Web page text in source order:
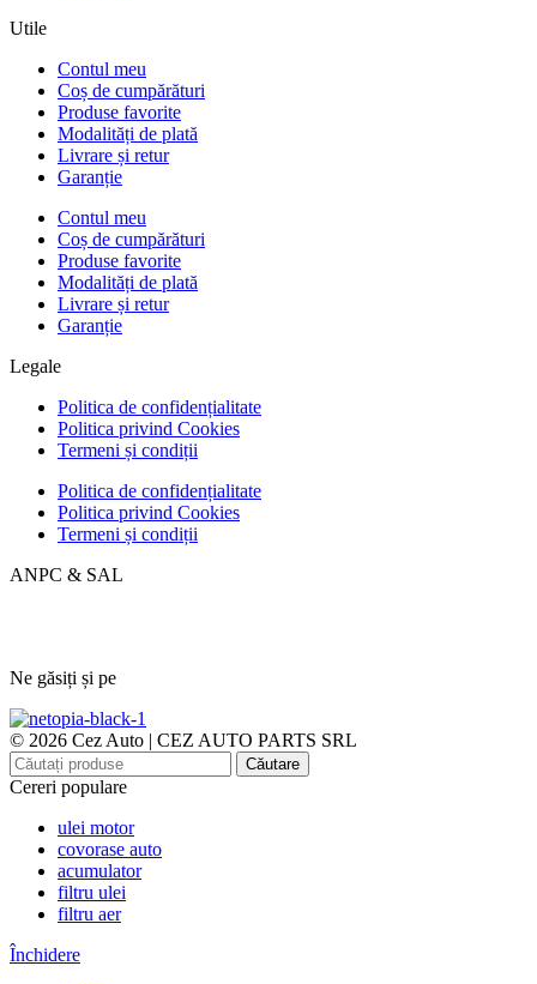
Utile
Contul meu
Coș de cumpărături
Produse favorite
Modalități de plată
Livrare și retur
Garanție
Contul meu
Coș de cumpărături
Produse favorite
Modalități de plată
Livrare și retur
Garanție
Legale
Politica de confidențialitate
Politica privind Cookies
Termeni și condiții
Politica de confidențialitate
Politica privind Cookies
Termeni și condiții
ANPC & SAL
Ne găsiți și pe
© 2026 Cez Auto | CEZ AUTO PARTS SRL
Căutare
Cereri populare
ulei motor
covorase auto
acumulator
filtru ulei
filtru aer
Închidere